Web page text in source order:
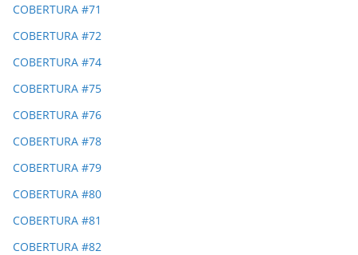
COBERTURA #71
COBERTURA #72
COBERTURA #74
COBERTURA #75
COBERTURA #76
COBERTURA #78
COBERTURA #79
COBERTURA #80
COBERTURA #81
COBERTURA #82